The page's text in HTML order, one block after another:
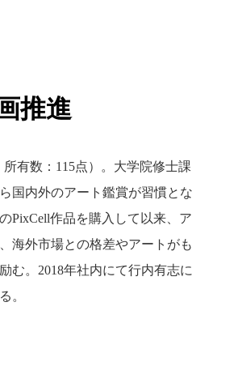
推進
有数：115点）。大学院修士課
国内外のアート鑑賞が習慣とな
PixCell作品を購入して以来、ア
海外市場との格差やアートがも
む。2018年社内にて行内有志に
。